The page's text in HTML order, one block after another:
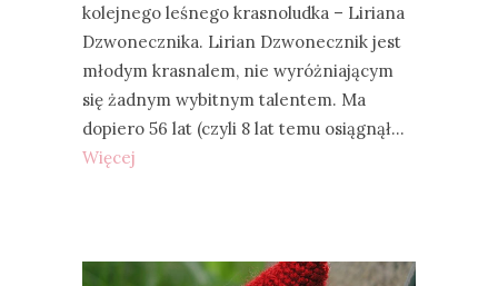
kolejnego leśnego krasnoludka – Liriana
Dzwonecznika. Lirian Dzwonecznik jest
młodym krasnalem, nie wyróżniającym
się żadnym wybitnym talentem. Ma
dopiero 56 lat (czyli 8 lat temu osiągnął…
Więcej